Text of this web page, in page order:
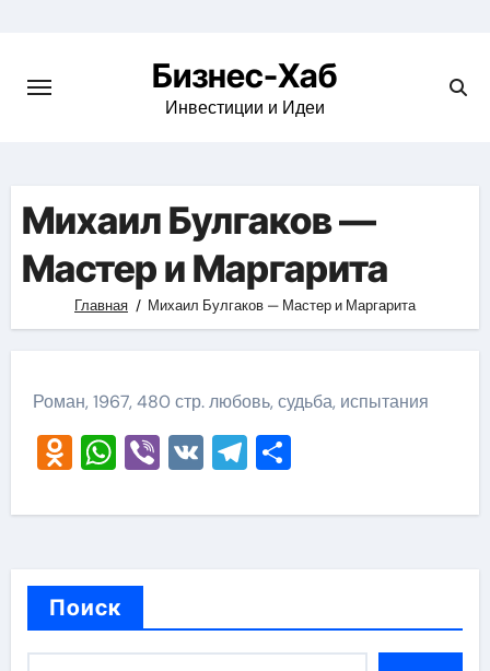
content
Бизнес-Хаб
Инвестиции и Идеи
Михаил Булгаков —
Мастер и Маргарита
Главная Михаил Булгаков — Мастер и Маргарита
Роман, 1967, 480 стр. любовь, судьба, испытания
Odnoklassniki
WhatsApp
Viber
VKTelegram
Отправить
Поиск